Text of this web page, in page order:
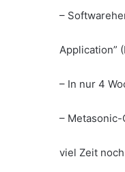
–
Application”
– In nur 4
– Metasonic-
viel Zeit